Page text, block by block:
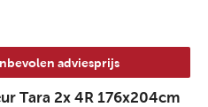
adviesprijs
Tara 2x 4R 176x204cm